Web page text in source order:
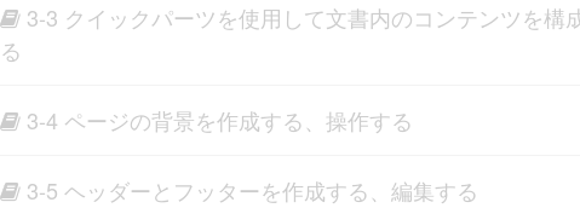
3-3 クイックパーツを使用して文書内のコンテンツを構
る
3-4 ページの背景を作成する、操作する
3-5 ヘッダーとフッターを作成する、編集する